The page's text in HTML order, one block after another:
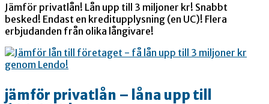
Jämför privatlån! Lån upp till 3 miljoner kr! Snabbt
besked! Endast en kreditupplysning (en UC)! Flera
erbjudanden från olika långivare!
jämför privatlån – låna upp till